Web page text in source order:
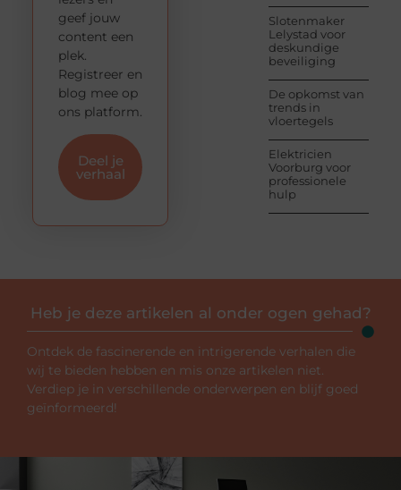
Slotenmaker
Lelystad voor
deskundige
beveiliging
De opkomst van
trends in
vloertegels
Elektricien
Voorburg voor
professionele
hulp
geef jouw
content een
plek.
Registreer en
blog mee op
ons platform.
Deel je
verhaal
Heb je deze artikelen al onder ogen gehad?
Ontdek de fascinerende en intrigerende verhalen die
wij te bieden hebben en mis onze artikelen niet.
Verdiep je in verschillende onderwerpen en blijf goed
geïnformeerd!